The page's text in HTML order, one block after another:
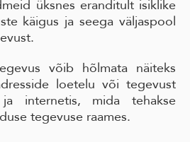
üksnes eranditult isiklike
käigus ja seega väljaspool
võib hõlmata näiteks
loetelu või tegevust
ja internetis, mida tehakse
tegevuse raames.